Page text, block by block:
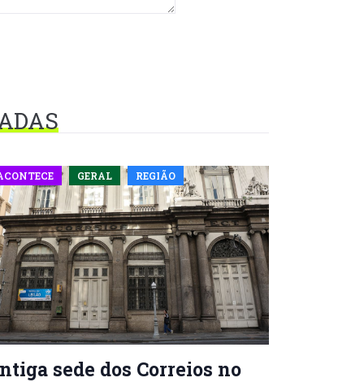
GERAL REGIÃO
sede dos Correios no